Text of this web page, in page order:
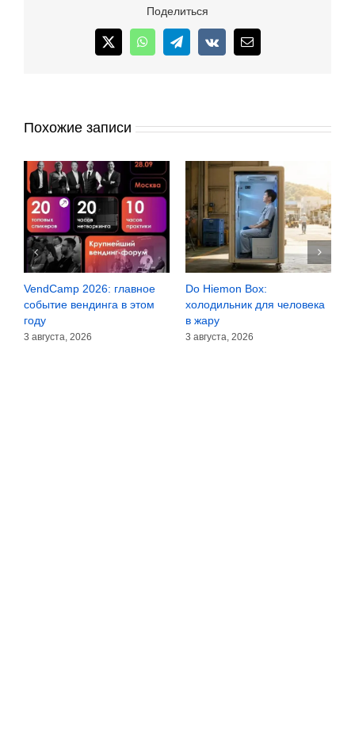
Поделиться
X WhatsAppTelegram
Vk Email
Похожие записи
VendCamp 2026: главное
событие вендинга в этом
году
3 августа, 2026
Do Hiemon Box:
холодильник для человека
в жару
3 августа, 2026